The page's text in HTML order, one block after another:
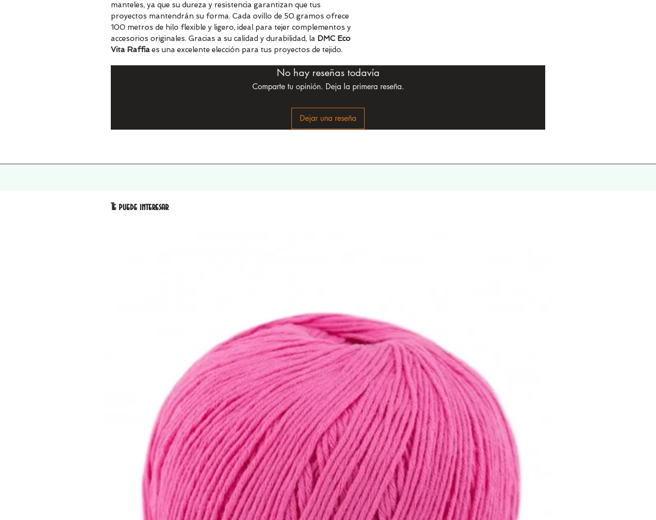
manteles, ya que su dureza y resistencia garantizan que tus
proyectos mantendrán su forma. Cada ovillo de 50 gramos ofrece
100 metros de hilo flexible y ligero, ideal para tejer complementos y
accesorios originales. Gracias a su calidad y durabilidad, la DMC Eco
Vita Raffia es una excelente elección para tus proyectos de tejido.
No hay reseñas todavía
Comparte tu opinión. Deja la primera reseña.
Dejar una reseña
Te puede interesar